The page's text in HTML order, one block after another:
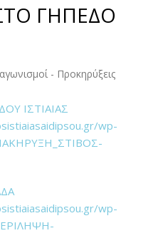
ΓΗΠΕΔΟ
- Προκηρύξεις
ΙΣΤΙΑΙΑΣ
wp-
wp-